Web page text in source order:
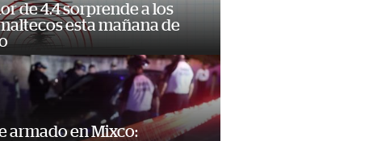
de 4.4 sorprende a los
esta mañana de
armado en Mixco: